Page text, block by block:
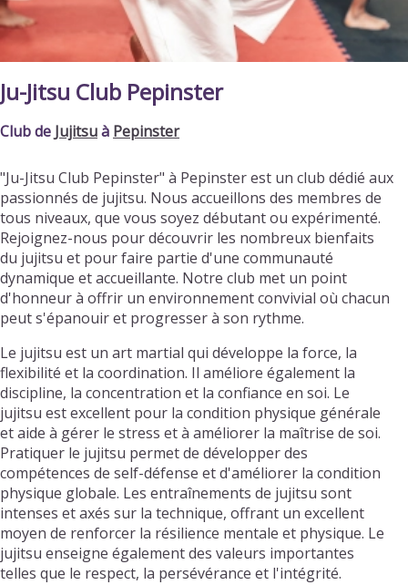
Ju-Jitsu Club Pepinster
Club de Jujitsuà Pepinster
"Ju-Jitsu Club Pepinster" à Pepinster est un club dédié aux
passionnés de jujitsu. Nous accueillons des membres de
tous niveaux, que vous soyez débutant ou expérimenté.
Rejoignez-nous pour découvrir les nombreux bienfaits
du jujitsu et pour faire partie d'une communauté
dynamique et accueillante. Notre club met un point
d'honneur à offrir un environnement convivial où chacun
peut s'épanouir et progresser à son rythme.
Le jujitsu est un art martial qui développe la force, la
flexibilité et la coordination. Il améliore également la
discipline, la concentration et la confiance en soi. Le
jujitsu est excellent pour la condition physique générale
et aide à gérer le stress et à améliorer la maîtrise de soi.
Pratiquer le jujitsu permet de développer des
compétences de self-défense et d'améliorer la condition
physique globale. Les entraînements de jujitsu sont
intenses et axés sur la technique, offrant un excellent
moyen de renforcer la résilience mentale et physique. Le
jujitsu enseigne également des valeurs importantes
telles que le respect, la persévérance et l'intégrité.